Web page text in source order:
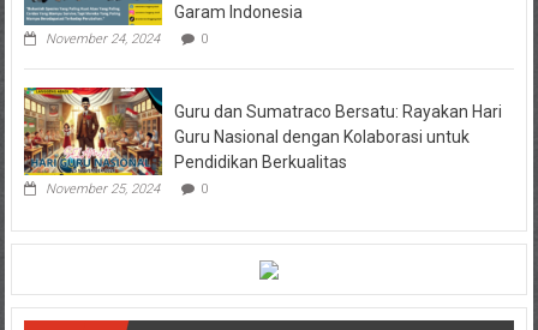
Garam Indonesia
November 24, 2024 0
Guru dan Sumatraco Bersatu: Rayakan Hari
Guru Nasional dengan Kolaborasi untuk
Pendidikan Berkualitas
November 25, 2024 0